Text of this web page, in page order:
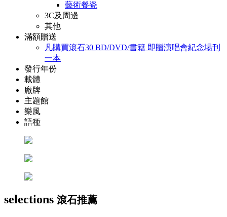
藝術餐瓷
3C及周邊
其他
滿額贈送
凡購買滾石30 BD/DVD/書籍 即贈演唱會紀念場刊
一本
發行年份
載體
廠牌
主題館
樂風
語種
selections 滾石推薦